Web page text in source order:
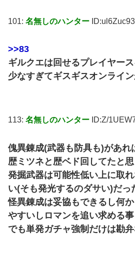
101: 名無しのハンター
>>83
ギルクエは回せるプレイヤー
少なすぎてギスギスオンライ
113: 名無しのハンター ID:Z/
傀異錬成(武器も防具も)があれ
歴ミツネと歴ベド回してたと
発掘武器は可能性低い上に取
い(そも発光するのダサい)だっ
怪異錬成は妥協もできるし何
やすいしロマンを追い求める
でも単発ガチャ強制だけは勘